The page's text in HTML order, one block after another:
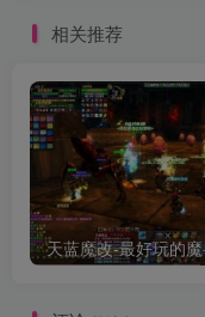
相关推荐